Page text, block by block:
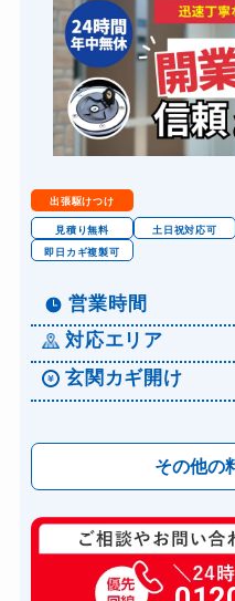
スーツケースカギ開け
金庫カギ開け
ロッカーカギ開け
出張駆けつけ
見積り無料 土日祝対応可
即日カギ複製可
営業時間
対応エリア
玄関カギ開け
その他の
玄関カギ修理
玄関カギ作成